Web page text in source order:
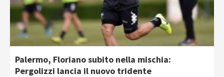
Palermo, Floriano subito nella mischia:
Pergolizzi lancia il nuovo tridente